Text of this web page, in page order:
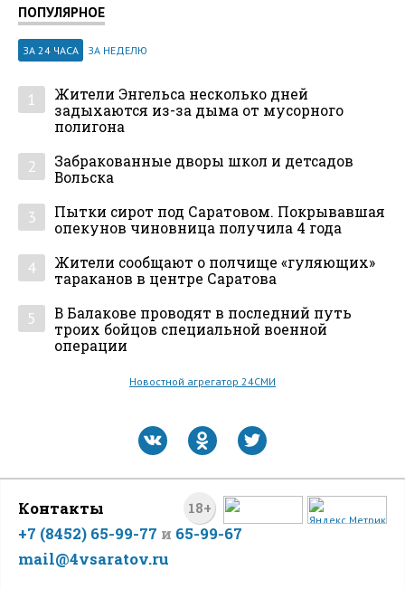
ПОПУЛЯРНОЕ
ЗА 24 ЧАСА ЗА НЕДЕЛЮ
1
Жители Энгельса несколько дней
задыхаются из-за дыма от мусорного
полигона
2
Забракованные дворы школ и детсадов
Вольска
3
Пытки сирот под Саратовом. Покрывавшая
опекунов чиновница получила 4 года
4
Жители сообщают о полчище «гуляющих»
тараканов в центре Саратова
5
В Балакове проводят в последний путь
троих бойцов специальной военной
операции
Новостной агрегатор 24СМИ
18+
Контакты
+7 (8452) 65-99-77 и 65-99-67
mail@4vsaratov.ru